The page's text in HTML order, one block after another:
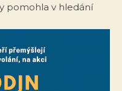
pomohla v hledání